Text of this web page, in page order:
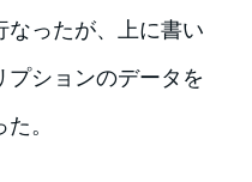
なったが、上に書い
プションのデータを
。